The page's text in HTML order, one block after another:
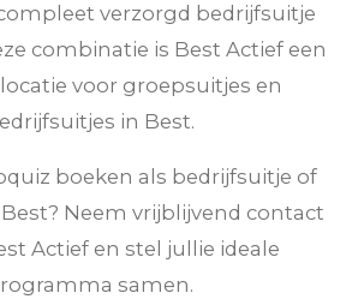
verzorgd bedrijfsuitje
combinatie is Best Actief een
voor groepsuitjes en
in Best.
boeken als bedrijfsuitje of
Neem vrijblijvend contact
Actief en stel jullie ideale
samen.